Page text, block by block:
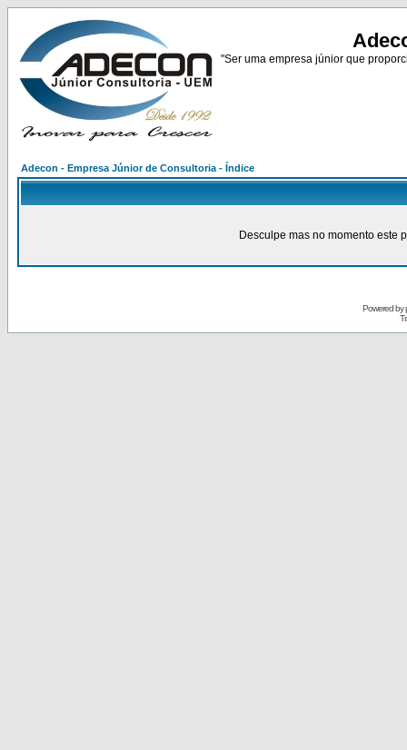
"Ser uma empresa júnior que
Adecon - Empresa Júnior de Consultoria - Índice
Desculpe mas no momento este
Powered by